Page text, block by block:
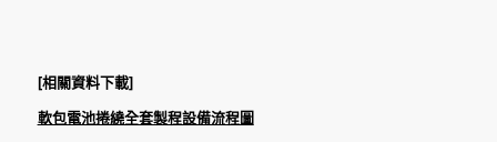
[相關資料下載]
軟包電池捲繞全套製程設備流程圖